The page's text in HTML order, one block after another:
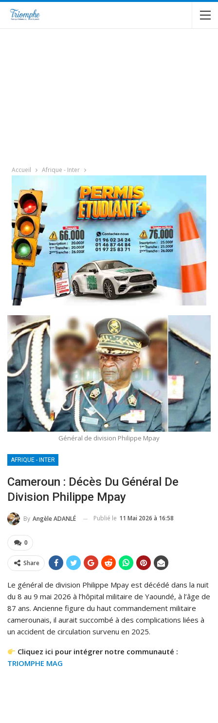
Accueil Afrique - Inter
Général de division Philippe Mpay
AFRIQUE - INTER
Cameroun : Décès Du Général De
Division Philippe Mpay
By Angèle ADANLÉ Publié le 11 Mai 2026 à 16:58
0
Share
Le général de division Philippe Mpay est décédé dans la nuit
du 8 au 9 mai 2026 à l’hôpital militaire de Yaoundé, à l’âge de
87 ans. Ancienne figure du haut commandement militaire
camerounais, il aurait succombé à des complications liées à
un accident de circulation survenu en 2025.
Cliquez ici pour intégrer notre communauté :
TRIOMPHE MAG